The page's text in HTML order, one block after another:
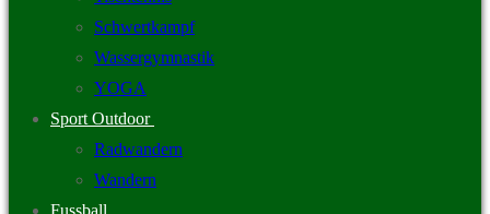
Schwertkampf
Wassergymnastik
YOGA
Sport Outdoor
Radwandern
Wandern
Fussball